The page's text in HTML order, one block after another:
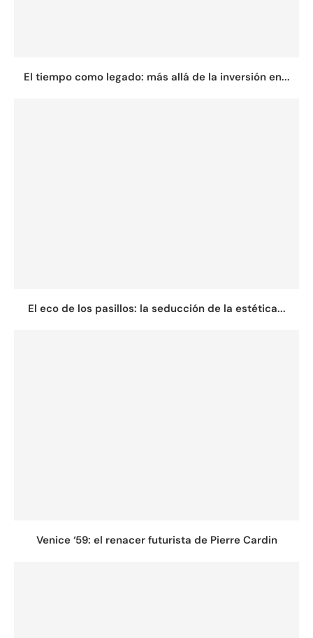
El tiempo como legado: más allá de la inversión en...
El eco de los pasillos: la seducción de la estética...
Venice ‘59: el renacer futurista de Pierre Cardin